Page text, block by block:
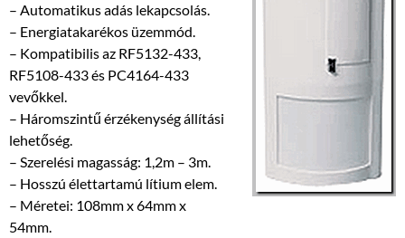
– Automatikus adás lekapcsolás.
– Energiatakarékos üzemmód.
– Kompatibilis az RF5132-433,
RF5108-433 és PC4164-433
vevőkkel.
– Háromszintű érzékenység állítási
lehetőség.
– Szerelési magasság: 1,2m – 3m.
– Hosszú élettartamú lítium elem.
– Méretei: 108mm x 64mm x
54mm.